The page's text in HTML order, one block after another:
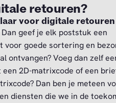
retouren?
voor digitale retouren
geef je elk poststuk een
voor goede sortering en
ontvangen? Voeg dan zelf
2D-matrixcode of een
Dan ben je meteen
diensten die we in de